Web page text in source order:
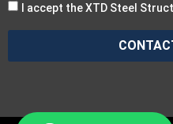
I accept the XTD Steel